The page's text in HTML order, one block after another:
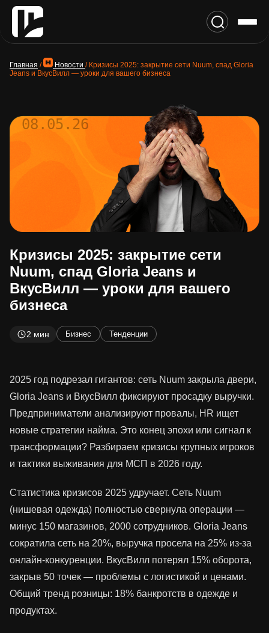
Главная / Новости / Кризисы 2025: закрытие сети Nuum, спад Gloria
Jeans и ВкусВилл — уроки для вашего бизнеса
08.05.26
Кризисы 2025: закрытие сети
Nuum, спад Gloria Jeans и
ВкусВилл — уроки для вашего
бизнеса
2 мин Бизнес Тенденции
2025 год подрезал гигантов: сеть Nuum закрыла двери,
Gloria Jeans и ВкусВилл фиксируют просадку выручки.
Предприниматели анализируют провалы, HR ищет
новые стратегии найма. Это конец эпохи или сигнал к
трансформации? Разбираем кризисы крупных игроков
и тактики выживания для МСП в 2026 году.
Статистика кризисов 2025 удручает. Сеть Nuum
(нишевая одежда) полностью свернула операции —
минус 150 магазинов, 2000 сотрудников. Gloria Jeans
сократила сеть на 20%, выручка просела на 25% из-за
онлайн-конкуренции. ВкусВилл потерял 15% оборота,
закрыв 50 точек — проблемы с логистикой и ценами.
Общий тренд розницы: 18% банкротств в одежде и
продуктах.